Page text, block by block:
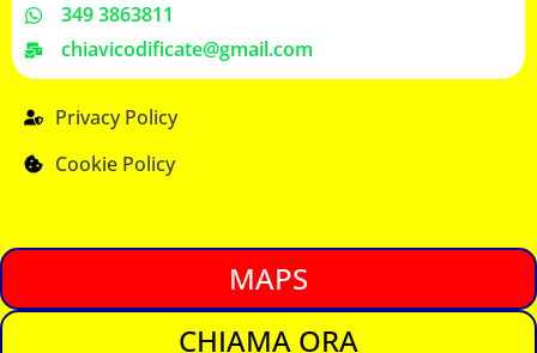
349 3863811
chiavicodificate@gmail.com
Privacy Policy
Cookie Policy
MAPS
CHIAMA ORA